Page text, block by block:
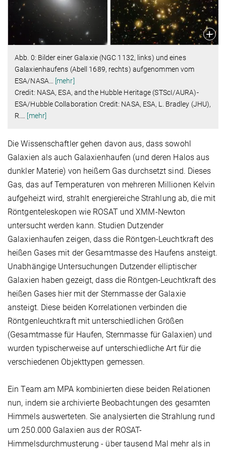
Abb. 0: Bilder einer Galaxie (NGC 1132, links) und eines
Galaxienhaufens (Abell 1689, rechts) aufgenommen vom
ESA/NASA
[mehr]
Credit: NASA, ESA, and the Hubble Heritage (STScI/AURA)-
ESA/Hubble Collaboration Credit: NASA, ESA, L. Bradley (JHU),
R.
[mehr]
Die Wissenschaftler gehen davon aus, dass sowohl
Galaxien als auch Galaxienhaufen (und deren Halos aus
dunkler Materie) von heißem Gas durchsetzt sind. Dieses
Gas, das auf Temperaturen von mehreren Millionen Kelvin
aufgeheizt wird, strahlt energiereiche Strahlung ab, die mit
Röntgenteleskopen wie ROSAT und XMM-Newton
untersucht werden kann. Studien Dutzender
Galaxienhaufen zeigen, dass die Röntgen-Leuchtkraft des
heißen Gases mit der Gesamtmasse des Haufens ansteigt.
Unabhängige Untersuchungen Dutzender elliptischer
Galaxien haben gezeigt, dass die Röntgen-Leuchtkraft des
heißen Gases hier mit der Sternmasse der Galaxie
ansteigt. Diese beiden Korrelationen verbinden die
Röntgenleuchtkraft mit unterschiedlichen Größen
(Gesamtmasse für Haufen, Sternmasse für Galaxien) und
wurden typischerweise auf unterschiedliche Art für die
verschiedenen Objekttypen gemessen.
Ein Team am MPA kombinierten diese beiden Relationen
nun, indem sie archivierte Beobachtungen des gesamten
Himmels auswerteten. Sie analysierten die Strahlung rund
um 250.000 Galaxien aus der ROSAT-
Himmelsdurchmusterung - über tausend Mal mehr als in